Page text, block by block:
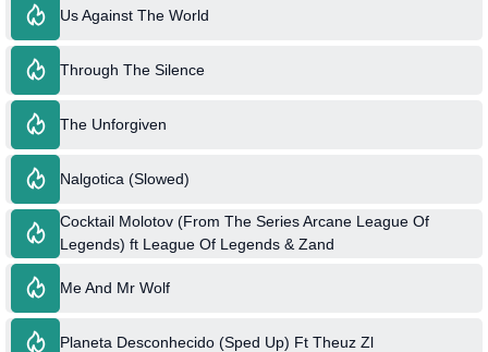
Us Against The World
Through The Silence
The Unforgiven
Nalgotica (Slowed)
Cocktail Molotov (From The Series Arcane League Of
Legends) ft League Of Legends & Zand
Me And Mr Wolf
Planeta Desconhecido (Sped Up) Ft Theuz Zl